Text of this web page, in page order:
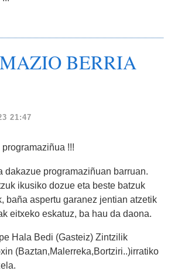
BERRIA
21:47
!!!
dakazue programaziñuan barruan.
ikusiko dozue eta beste batzuk
baña aspertu garanez jentian atzetik
eitxeko eskatuz, ba hau da daona.
Hala Bedi (Gasteiz) Zintzilik
(Baztan,Malerreka,Bortziri..)irratiko